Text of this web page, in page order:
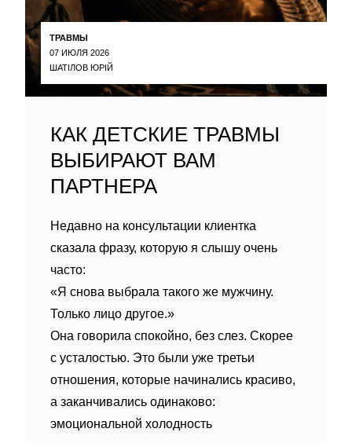
ТРАВМЫ
07 ИЮЛЯ 2026
ШАТІЛОВ ЮРІЙ
КАК ДЕТСКИЕ ТРАВМЫ
ВЫБИРАЮТ ВАМ
ПАРТНЕРА
Недавно на консультации клиентка
сказала фразу, которую я слышу очень
часто:
«Я снова выбрала такого же мужчину.
Только лицо другое.»
Она говорила спокойно, без слез. Скорее
с усталостью. Это были уже третьи
отношения, которые начинались красиво,
а заканчивались одинаково:
эмоциональной холодность